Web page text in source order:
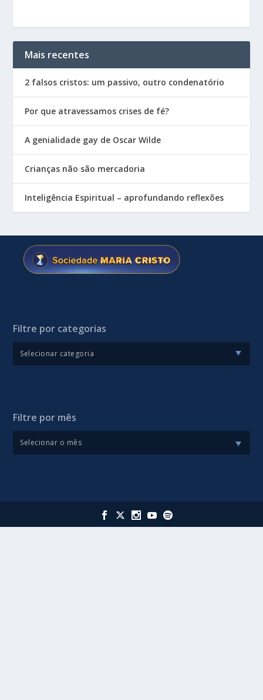
Mais recentes
2 falsos cristos: um passivo, outro condenatório
Por que atravessamos crises de fé?
A genialidade gay de Oscar Wilde
Crianças não são mercadoria
Inteligência Espiritual – aprofundando reflexões
Filtre por categorias
Filtre por mês